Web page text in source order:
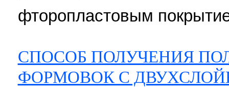
фторопластовым
СПОСОБ ПОЛУЧЕНИЯ
ФОРМОВОК С